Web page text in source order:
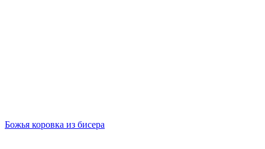
Божья коровка из бисера